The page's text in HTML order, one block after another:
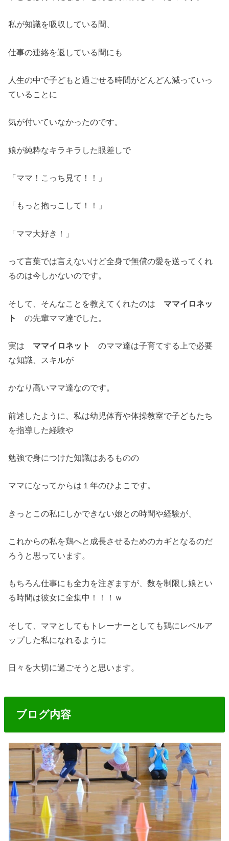
私が知識を吸収している間、
仕事の連絡を返している間にも
人生の中で子どもと過ごせる時間がどんどん減っていっ
ていることに
気が付いていなかったのです。
娘が純粋なキラキラした眼差しで
「ママ！こっち見て！！」
「もっと抱っこして！！」
「ママ大好き！」
って言葉では言えないけど全身で無償の愛を送ってくれ
るのは今しかないのです。
そして、そんなことを教えてくれたのは ママイロネッ
ト
の先輩ママ達でした。
実は ママイロネットのママ達は子育てする上で必要
な知識、スキルが
かなり高いママ達なのです。
前述したように、私は幼児体育や体操教室で子どもたち
を指導した経験や
勉強で身につけた知識はあるものの
ママになってからは１年のひよこです。
きっとこの私にしかできない娘との時間や経験が、
これからの私を鶏へと成長させるためのカギとなるのだ
ろうと思っています。
もちろん仕事にも全力を注ぎますが、数を制限し娘とい
る時間は彼女に全集中！！！ｗ
そして、ママとしてもトレーナーとしても鶏にレベルア
ップした私になれるように
日々を大切に過ごそうと思います。
ブログ内容